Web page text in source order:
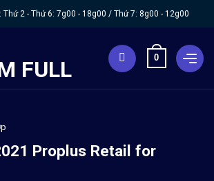
2 - Thứ 6: 7g00 - 18g00 / Thứ 7: 8g00 - 12g00
0
Proplus Retail for